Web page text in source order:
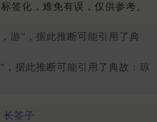
签化，难免有误，仅供参考。
游”，据此推断可能引用了典
，据此推断可能引用了典故： 琼
长筌子